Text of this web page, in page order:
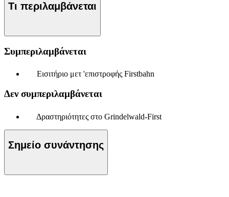
Τι περιλαμβάνεται
Συμπεριλαμβάνεται
Εισιτήριο μετ 'επιστροφής Firstbahn
Δεν συμπεριλαμβάνεται
Δραστηριότητες στο Grindelwald-First
Σημείο συνάντησης